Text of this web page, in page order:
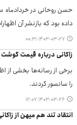
داده بود که بازنشر آن
۱۴۰۳-۰۳-۲۷ ۰۰:۳۱
زاکانی درباره قیمت گوشت
برخی از رسانه‌ها بخشی از
را سانسور کردند.
۱۴۰۳-۰۳-۲۶ ۱۲:۰۷
انتقاد تند هم میهن از